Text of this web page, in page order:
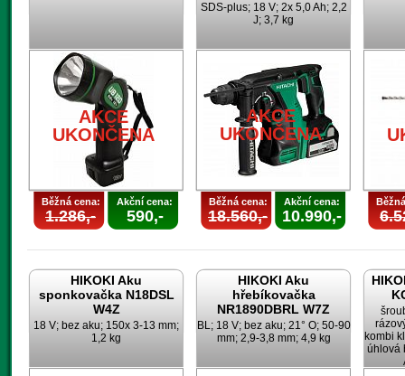
AKCE
UKONČENA
Běžná cena:
1.286,-
Akční cena:
590,-
SDS-plus; 18 V; 2x 5,0 Ah; 2,2
J; 3,7 kg
AKCE
UKONČENA
Běžná cena:
18.560,-
Akční cena:
10.990,-
HIKOKI Aku
sponkovačka N18DSL
W4Z
18 V; bez aku; 150x 3-13 mm;
1,2 kg
HIKOKI Aku
hřebíkovačka
NR1890DBRL W7Z
BL; 18 V; bez aku; 21° O; 50-90
mm; 2,9-3,8 mm; 4,9 kg
kombi
úhlová